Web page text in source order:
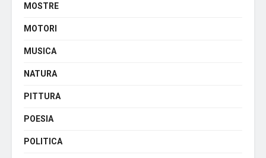
MOSTRE
MOTORI
MUSICA
NATURA
PITTURA
POESIA
POLITICA